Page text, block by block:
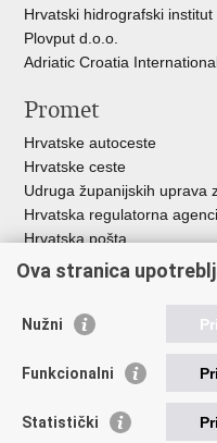
Hrvatski hidrografski institut
Plovput d.o.o.
Adriatic Croatia
Promet
Hrvatske autoceste
Hrvatske ceste
Udruga županijskih uprava
Hrvatska regulatorna
Hrvatska pošta
HŽ Infrastruktura d.o.o.
HŽ putnički prijevoz
Agencija za regulaciju
Agencija za sigurnost
Međunarodna zračna luka
Hrvatska agencija za civilno
Ova stranica
Nužni
Funkcionalni
Statistički